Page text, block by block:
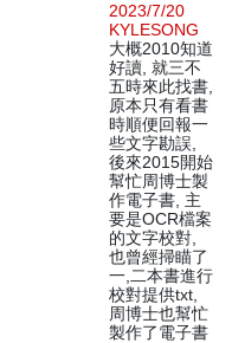
2023/7/20
KYLESONG
大概2010知道
好讀, 就三不
五時來此找書,
原本只有看書
時順便回報一
些文字勘誤,
後來2015開始
幫忙周博士製
作電子書, 主
要是OCR檔案
的文字校對,
也曾經掃瞄了
一,二本書進行
校對提供txt,
周博士也幫忙
製作了電子書